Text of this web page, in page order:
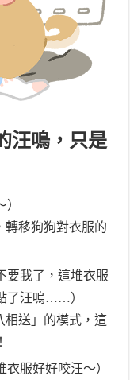
汪嗚，只是
移狗狗對衣服的
要我了，這堆衣服
了汪嗚……）
送」的模式，這
服好好咬汪～）